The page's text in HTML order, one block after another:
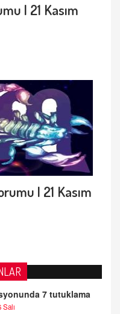
| 21 Kasım
| 21 Kasım
7 tutuklama